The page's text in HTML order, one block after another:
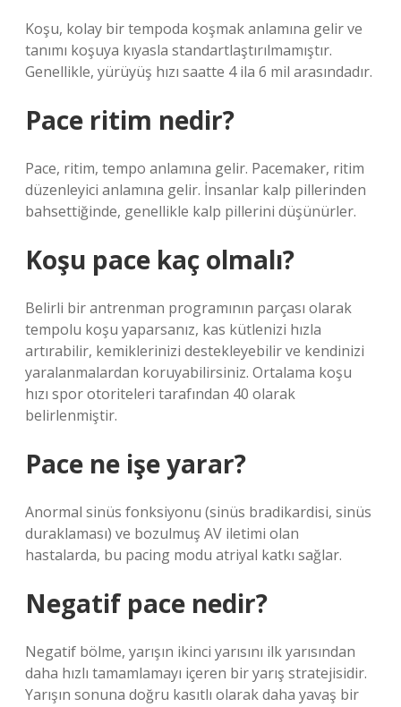
Koşu, kolay bir tempoda koşmak anlamına gelir ve
tanımı koşuya kıyasla standartlaştırılmamıştır.
Genellikle, yürüyüş hızı saatte 4 ila 6 mil arasındadır.
Pace ritim nedir?
Pace, ritim, tempo anlamına gelir. Pacemaker, ritim
düzenleyici anlamına gelir. İnsanlar kalp pillerinden
bahsettiğinde, genellikle kalp pillerini düşünürler.
Koşu pace kaç olmalı?
Belirli bir antrenman programının parçası olarak
tempolu koşu yaparsanız, kas kütlenizi hızla
artırabilir, kemiklerinizi destekleyebilir ve kendinizi
yaralanmalardan koruyabilirsiniz. Ortalama koşu
hızı spor otoriteleri tarafından 40 olarak
belirlenmiştir.
Pace ne işe yarar?
Anormal sinüs fonksiyonu (sinüs bradikardisi, sinüs
duraklaması) ve bozulmuş AV iletimi olan
hastalarda, bu pacing modu atriyal katkı sağlar.
Negatif pace nedir?
Negatif bölme, yarışın ikinci yarısını ilk yarısından
daha hızlı tamamlamayı içeren bir yarış stratejisidir.
Yarışın sonuna doğru kasıtlı olarak daha yavaş bir